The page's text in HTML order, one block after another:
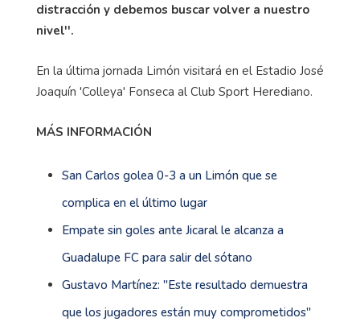
distracción y debemos buscar volver a nuestro
nivel''.
En la última jornada Limón visitará en el Estadio José
Joaquín 'Colleya' Fonseca al Club Sport Herediano.
MÁS INFORMACIÓN
San Carlos golea 0-3 a un Limón que se
complica en el último lugar
Empate sin goles ante Jicaral le alcanza a
Guadalupe FC para salir del sótano
Gustavo Martínez: ''Este resultado demuestra
que los jugadores están muy comprometidos''